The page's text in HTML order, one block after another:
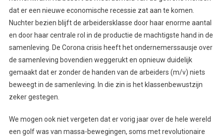
dat er een nieuwe economische recessie zat aan te komen.
Nuchter bezien blijft de arbeidersklasse door haar enorme aantal
en door haar centrale rol in de productie de machtigste hand in de
samenleving. De Corona crisis heeft het ondernemerssausje over
de samenleving bovendien weggerukt en opnieuw duidelijk
gemaakt dat er zonder de handen van de arbeiders (m/v) niets
beweegt in de samenleving. In die zin is het klassenbewustzijn
zeker gestegen.
We mogen ook niet vergeten dat er vorig jaar over de hele wereld
een golf was van massa-bewegingen, soms met revolutionaire